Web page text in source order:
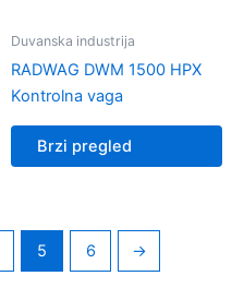
Duvanska industrija
RADWAG DWM 1500 HPX
Kontrolna vaga
Brzi pregled
5 6 →